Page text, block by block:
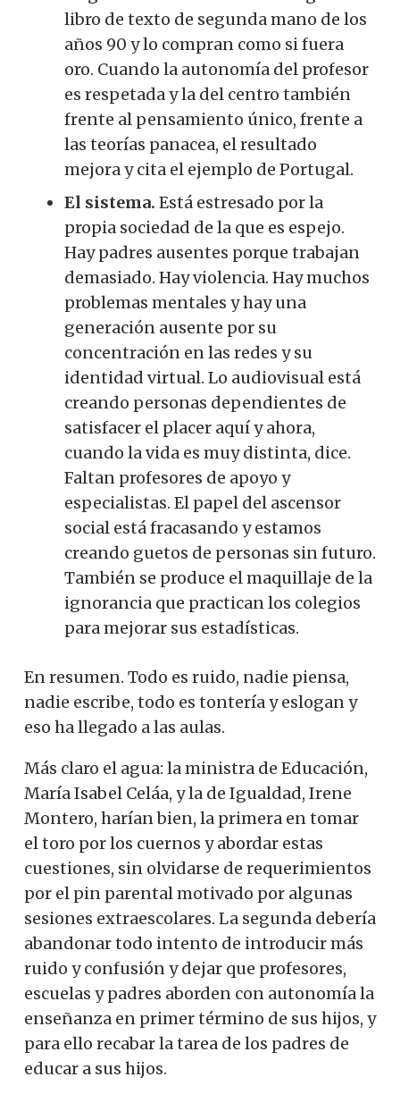
libro de texto de segunda mano de los
años 90 y lo compran como si fuera
oro. Cuando la autonomía del profesor
es respetada y la del centro también
frente al pensamiento único, frente a
las teorías panacea, el resultado
mejora y cita el ejemplo de Portugal.
El sistema. Está estresado por la
propia sociedad de la que es espejo.
Hay padres ausentes porque trabajan
demasiado. Hay violencia. Hay muchos
problemas mentales y hay una
generación ausente por su
concentración en las redes y su
identidad virtual. Lo audiovisual está
creando personas dependientes de
satisfacer el placer aquí y ahora,
cuando la vida es muy distinta, dice.
Faltan profesores de apoyo y
especialistas. El papel del ascensor
social está fracasando y estamos
creando guetos de personas sin futuro.
También se produce el maquillaje de la
ignorancia que practican los colegios
para mejorar sus estadísticas.
En resumen. Todo es ruido, nadie piensa,
nadie escribe, todo es tontería y eslogan y
eso ha llegado a las aulas.
Más claro el agua: la ministra de Educación,
María Isabel Celáa, y la de Igualdad, Irene
Montero, harían bien, la primera en tomar
el toro por los cuernos y abordar estas
cuestiones, sin olvidarse de requerimientos
por el pin parental motivado por algunas
sesiones extraescolares. La segunda debería
abandonar todo intento de introducir más
ruido y confusión y dejar que profesores,
escuelas y padres aborden con autonomía la
enseñanza en primer término de sus hijos, y
para ello recabar la tarea de los padres de
educar a sus hijos.